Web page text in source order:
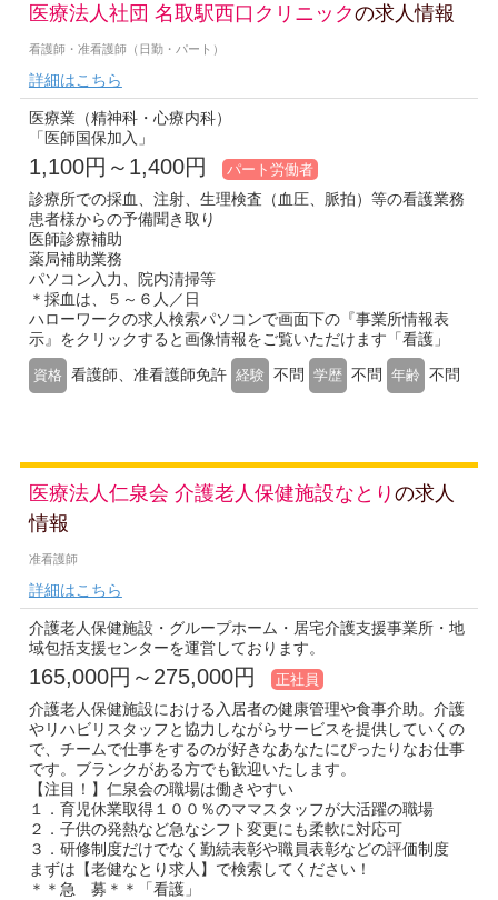
医療法人社団 名取駅西口クリニックの求人情報
看護師・准看護師（日勤・パート）
詳細はこちら
医療業（精神科・心療内科）
「医師国保加入」
1,100円～1,400円 パート労働者
診療所での採血、注射、生理検査（血圧、脈拍）等の看護業務
患者様からの予備聞き取り
医師診療補助
薬局補助業務
パソコン入力、院内清掃等
＊採血は、５～６人／日
ハローワークの求人検索パソコンで画面下の『事業所情報表
示』をクリックすると画像情報をご覧いただけます「看護」
資格 看護師、准看護師免許 経験 不問 学歴 不問 年齢 不問
医療法人仁泉会 介護老人保健施設なとり の求人
情報
准看護師
詳細はこちら
介護老人保健施設・グループホーム・居宅介護支援事業所・地
域包括支援センターを運営しております。
165,000円～275,000円 正社員
介護老人保健施設における入居者の健康管理や食事介助。介護
やリハビリスタッフと協力しながらサービスを提供していくの
で、チームで仕事をするのが好きなあなたにぴったりなお仕事
です。ブランクがある方でも歓迎いたします。
【注目！】仁泉会の職場は働きやすい
１．育児休業取得１００％のママスタッフが大活躍の職場
２．子供の発熱など急なシフト変更にも柔軟に対応可
３．研修制度だけでなく勤続表彰や職員表彰などの評価制度
まずは【老健なとり求人】で検索してください！
＊＊急 募＊＊「看護」